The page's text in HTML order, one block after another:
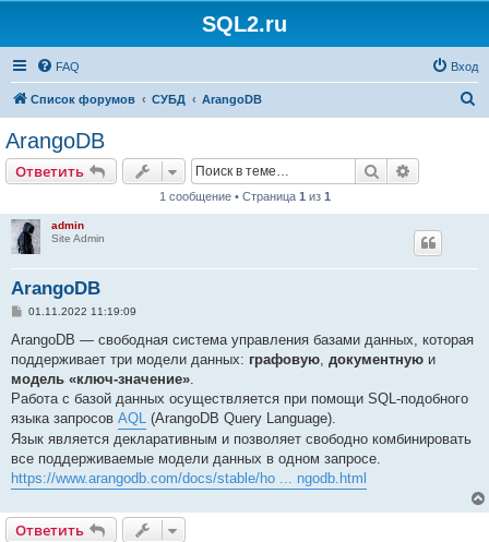
SQL2.ru
FAQ Вход
Список форумов СУБД ArangoDB
ArangoDB
Ответить Поиск
1 сообщение • Страница 1 из 1
admin
Site Admin
ArangoDB
С
о
щ
е
и
е
01.11.2022 11:19:09
ArangoDB — свободная система управления базами данных, которая
поддерживает три модели данных: графовую, документную и
модель «ключ-значение».
Работа с базой данных осуществляется при помощи SQL-подобного
языка запросов AQL (ArangoDB Query Language).
Язык является декларативным и позволяет свободно комбинировать
все поддерживаемые модели данных в одном запросе.
https://www.arangodb.com/docs/stable/ho ... ngodb.html
Ответить